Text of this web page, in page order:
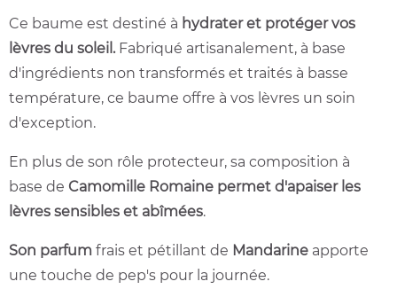
Ce baume est destiné à hydrater et protéger vos
lèvres du soleil. Fabriqué artisanalement, à base
d'ingrédients non transformés et traités à basse
température, ce baume offre à vos lèvres un soin
d'exception.
En plus de son rôle protecteur, sa composition à
base de Camomille Romaine permet d'apaiser les
lèvres sensibles et abîmées.
Son parfum frais et pétillant de Mandarine apporte
une touche de pep's pour la journée.